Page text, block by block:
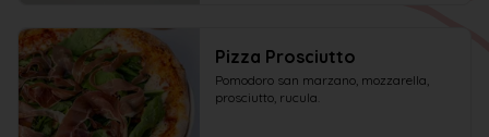
Pizza Prosciutto
Pomodoro san marzano, mozzarella,
prosciutto, rucula.